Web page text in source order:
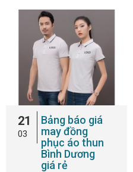
21
03
Bảng báo giá
may đồng
phục áo thun
Bình Dương
giá rẻ